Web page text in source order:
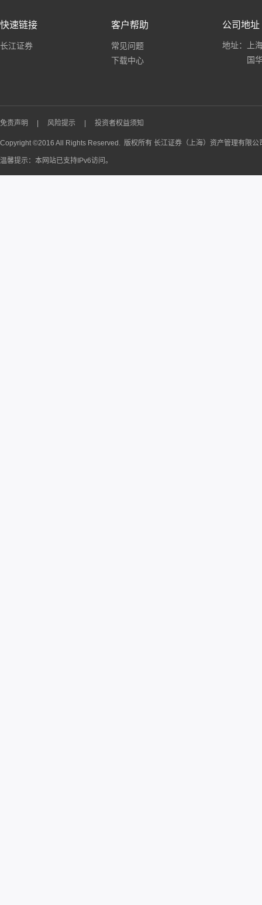
快速链接
长江证券
客户帮助
常见问题
下载中心
公司地址
地址：上
国
免责声明 风险提示 投资者权益须知
Copyright ©2016 All Rights Reserved. 版权所有 长江证券（上海）资产管理有限
温馨提示：本网站已支持IPv6访问。